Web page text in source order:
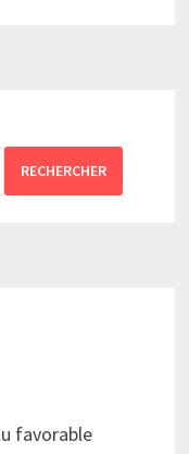
RECHERCHER
favorable